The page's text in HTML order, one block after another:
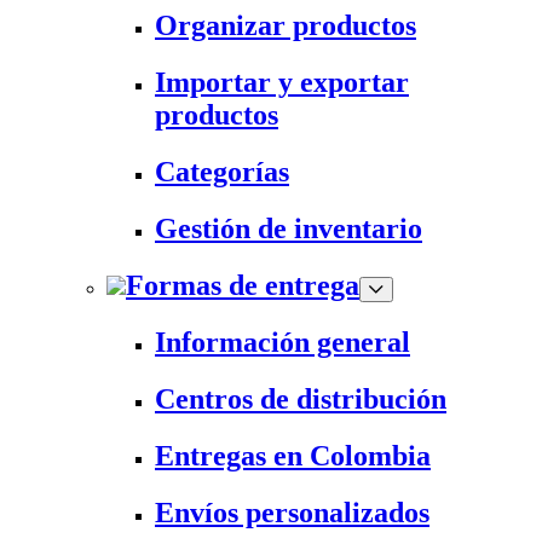
Organizar productos
Importar y exportar
productos
Categorías
Gestión de inventario
Formas de entrega
Información general
Centros de distribución
Entregas en Colombia
Envíos personalizados